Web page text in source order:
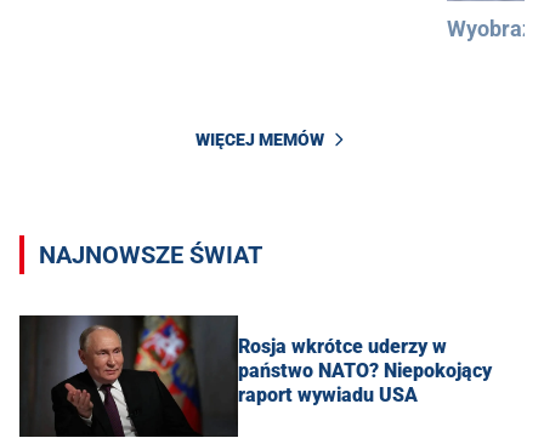
WIĘCEJ MEMÓW
NAJNOWSZE ŚWIAT
Rosja wkrótce uderzy w
państwo NATO? Niepokojący
raport wywiadu USA